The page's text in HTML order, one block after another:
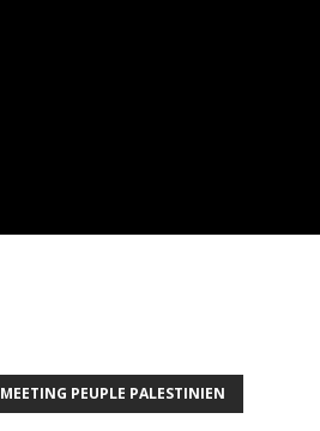
MEETING PEUPLE PALESTINIEN